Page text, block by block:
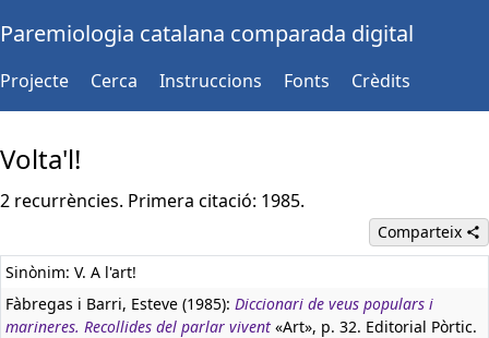
Paremiologia catalana comparada digital
Projecte Cerca Instruccions Fonts Crèdits
Volta'l!
2 recurrències. Primera citació: 1985.
Comparteix
Sinònim: V. A l'art!
Fàbregas i Barri, Esteve (1985): Diccionari de veus populars i
marineres. Recollides del parlar vivent «Art», p. 32. Editorial Pòrtic.